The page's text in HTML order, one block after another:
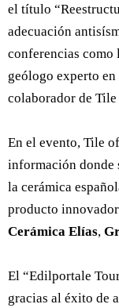
el título
adecuación
conferencias
geólogo experto
colaborador de
En el evento, Tile
información donde
la cerámica
producto innovador
Cerámica Elías,
El “Edilportale
gracias al éxito de